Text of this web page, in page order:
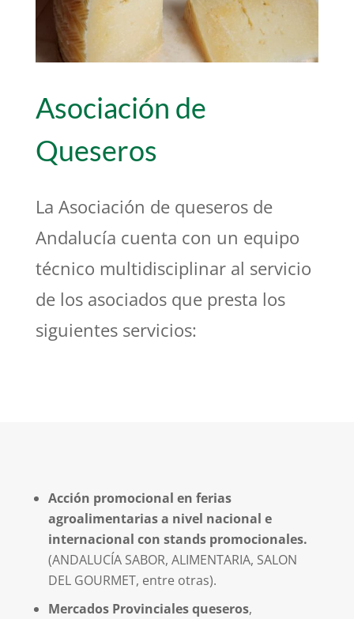
Asociación de
Queseros
La Asociación de queseros de
Andalucía cuenta con un equipo
técnico multidisciplinar al servicio
de los asociados que presta los
siguientes servicios:
Acción promocional en ferias
agroalimentarias a nivel nacional e
internacional con stands promocionales.
(ANDALUCÍA SABOR, ALIMENTARIA, SALON
DEL GOURMET, entre otras).
Mercados Provinciales queseros,